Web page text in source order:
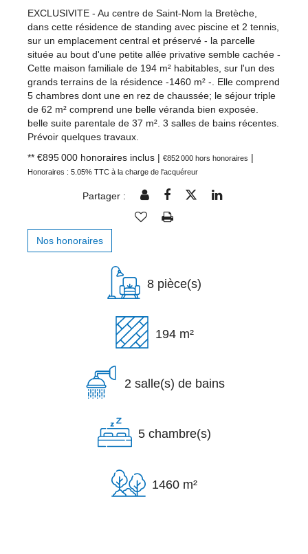
EXCLUSIVITE - Au centre de Saint-Nom la Bretèche,
dans cette résidence de standing avec piscine et 2 tennis,
sur un emplacement central et préservé - la parcelle
située au bout d'une petite allée privative semble cachée -
Cette maison familiale de 194 m² habitables, sur l'un des
grands terrains de la résidence -1460 m² -. Elle comprend
5 chambres dont une en rez de chaussée; le séjour triple
de 62 m² comprend une belle véranda bien exposée.
belle suite parentale de 37 m². 3 salles de bains récentes.
Prévoir quelques travaux.
** €895 000 honoraires inclus | €852 000 hors honoraires |
Honoraires : 5.05% TTC à la charge de l'acquéreur
Partager :
Nos honoraires
8 pièce(s)
194 m²
2 salle(s) de bains
5 chambre(s)
1460 m²